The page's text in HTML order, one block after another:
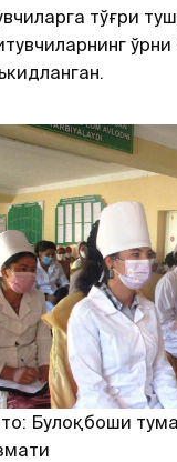
тўғри
Булоқбоши